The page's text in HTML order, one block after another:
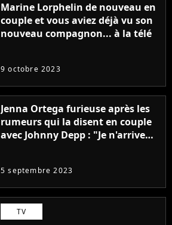
Marine Lorphelin de nouveau en
couple et vous aviez déjà vu son
nouveau compagnon... à la télé
9 octobre 2023
Jenna Ortega furieuse après les
rumeurs qui la disent en couple
avec Johnny Depp : "Je n'arrive
5 septembre 2023
TV